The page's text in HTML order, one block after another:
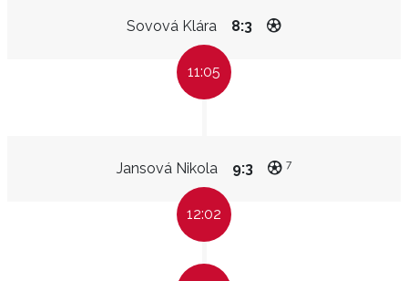
Sovová Klára 8:3
11:05
Jansová Nikola 9:3 7
12:02